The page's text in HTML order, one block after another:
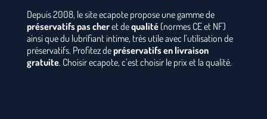
Depuis 2008, le site ecapote propose une gamme de
préservatifs pas cheret dequalité (normes CE et NF)
ainsi que du lubrifiant intime, très utile avec l’utilisation de
préservatifs. Profitez depréservatifs en livraison
gratuite. Choisir ecapote, c’est choisir le prix et la qualité.